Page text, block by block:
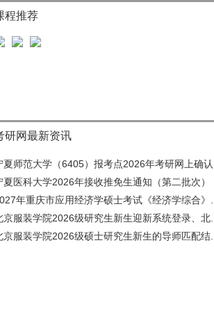
程推荐
研网最新资讯
夏师范大学（6405）报考点2026年考研网上确认..
夏医科大学2026年接收推免生通知（第二批次）
年重庆市应用经济学硕士考试《经济学综合》..
京服装学院2026级研究生新生迎新系统登录、北..
京服装学院2026级硕士研究生新生的导师匹配结..